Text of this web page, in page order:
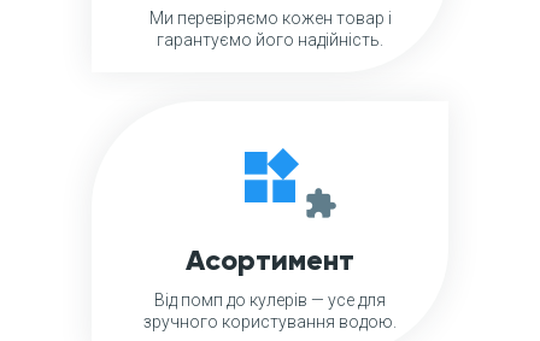
Ми перевіряємо кожен товар і
гарантуємо його надійність.
widgets extension
Асортимент
Від помп до кулерів — усе для
зручного користування водою.